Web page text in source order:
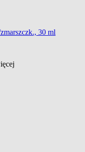
30 ml